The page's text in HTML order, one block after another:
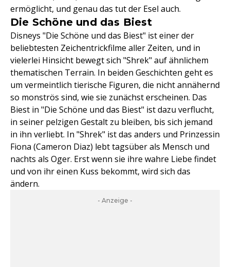
ermöglicht, und genau das tut der Esel auch.
Die Schöne und das Biest
Disneys "Die Schöne und das Biest" ist einer der
beliebtesten Zeichentrickfilme aller Zeiten, und in
vielerlei Hinsicht bewegt sich "Shrek" auf ähnlichem
thematischen Terrain. In beiden Geschichten geht es
um vermeintlich tierische Figuren, die nicht annähernd
so monströs sind, wie sie zunächst erscheinen. Das
Biest in "Die Schöne und das Biest" ist dazu verflucht,
in seiner pelzigen Gestalt zu bleiben, bis sich jemand
in ihn verliebt. In "Shrek" ist das anders und Prinzessin
Fiona (Cameron Diaz) lebt tagsüber als Mensch und
nachts als Oger. Erst wenn sie ihre wahre Liebe findet
und von ihr einen Kuss bekommt, wird sich das
ändern.
- Anzeige -